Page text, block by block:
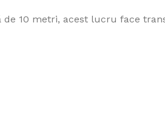
10 metri, acest lucru face